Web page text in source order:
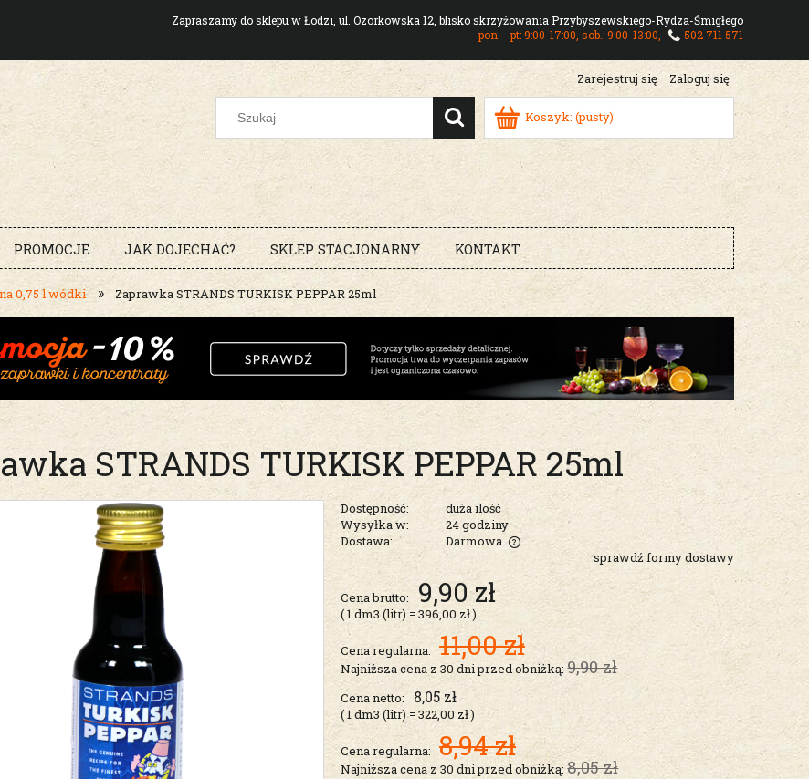
Zapraszamy do sklepu w Łodzi, ul. Ozorkowska 12, blisko skrzyżowania Przybyszewskiego-Rydza-Śmigłego
pon. - pt: 9:00-17:00, sob.: 9:00-13:00,
502 711 571
Zarejestruj się Zaloguj się
Koszyk: (pusty)
PROMOCJE JAK DOJECHAĆ? SKLEP STACJONARNY KONTAKT
0,75 l wódki » Zaprawka STRANDS TURKISK PEPPAR 25ml
STRANDS TURKISK PEPPAR 25ml
Dostępność:
duża ilość
Wysyłka w:
24 godziny
Dostawa:
Darmowa
Cena nie zawiera ewentualnych
kosztów płatności
sprawdź formy dostawy
Cena brutto: 9,90 zł
( 1dm3 (litr) =396,00 zł)
Cena regularna: 11,00 zł
Najniższa cena z 30 dni przed obniżką:9,90 zł
Cena netto: 8,05 zł
( 1dm3 (litr)=322,00 zł)
Cena regularna: 8,94 zł
Najniższa cena z 30 dni przed obniżką:8,05 zł